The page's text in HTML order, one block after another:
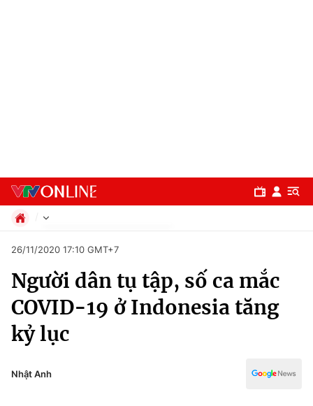
Chuyên mục
Chính trị
Xã hội
Pháp luật
Thể thao
Truyền hình
Văn hóa - Giải trí
26/11/2020 17:10 GMT+7
Người dân tụ tập, số ca mắc
COVID-19 ở Indonesia tăng
kỷ lục
Nhật Anh